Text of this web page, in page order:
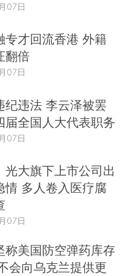
07日
专才回流香港 外籍
翻倍
07日
纪违法 李云泽被罢
届全国人大代表职务
07日
光大旗下上市公司出
情 多人卷入医疗腐
07日
称美国防空弹药库存
会向乌克兰提供更